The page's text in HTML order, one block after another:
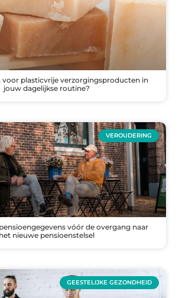
voor plasticvrije verzorgingsproducten in
jouw dagelijkse routine?
VEROUDERING
vóór de overgang naar
het nieuwe pensioenstelsel
GEESTELIJKE GEZONDHEID